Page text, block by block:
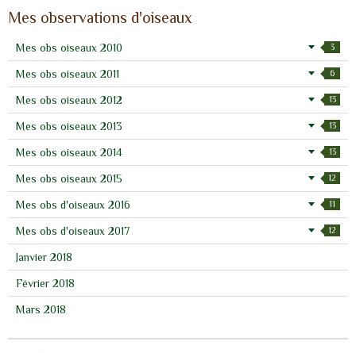
Mes observations d'oiseaux
Mes obs oiseaux 2010 3
Mes obs oiseaux 2011 6
Mes obs oiseaux 2012 13
Mes obs oiseaux 2013 13
Mes obs oiseaux 2014 13
Mes obs oiseaux 2015 12
Mes obs d'oiseaux 2016 11
Mes obs d'oiseaux 2017 12
Janvier 2018
Février 2018
Mars 2018